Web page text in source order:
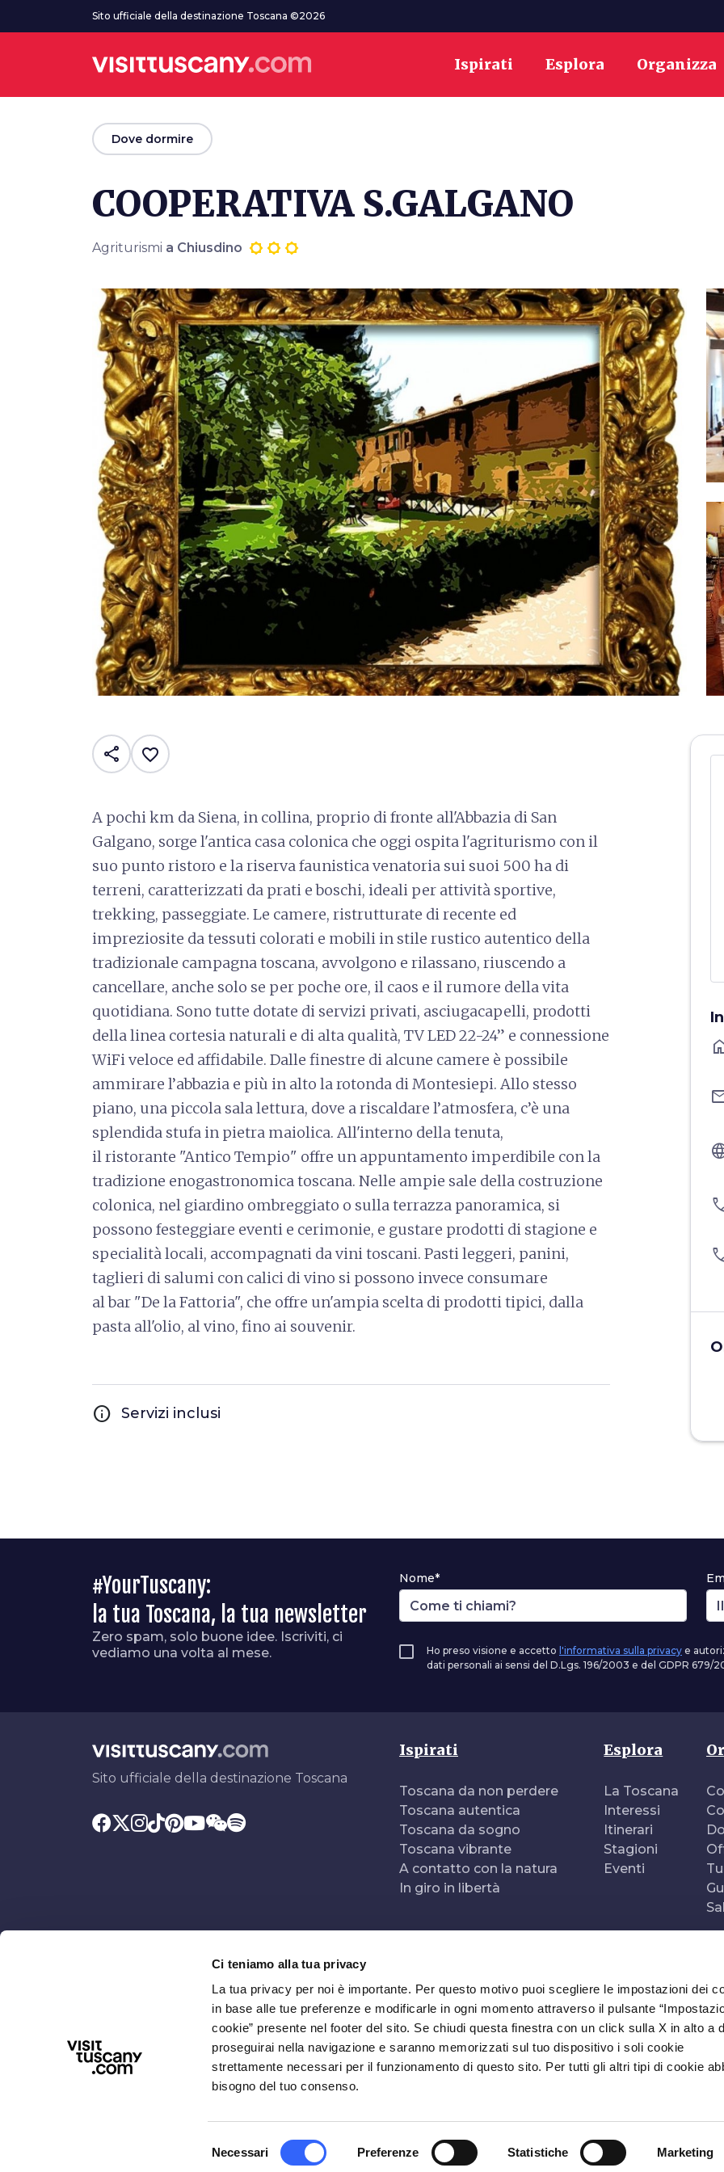
Ci teniamo alla tua privacy
La tua privacy per noi è importante. Per questo motivo puoi scegliere le impostazioni dei
in base alle tue preferenze e modificarle in ogni momento attraverso il pulsante
cookie” presente nel footer del sito. Se chiudi questa finestra con un click sulla X in alto a
proseguirai nella navigazione e saranno memorizzati sul tuo dispositivo i soli cookie
strettamente necessari per il funzionamento di questo sito. Per tutti gli altri tipi di cookie
bisogno del tuo consenso.
Necessari Preferenze Statistiche Marketing
Vai al contenuto principaleSito ufficiale della destinazione Toscana ©2026
Ispirati Esplora Organizza
arrow_backDove dormire
COOPERATIVA S.GALGANO
Agriturismi a Chiusdino
share favorite_border
A pochi km da Siena, in collina, proprio di fronte all'Abbazia di San
Galgano, sorge l'antica casa colonica che oggi ospita l'agriturismo con il
suo punto ristoro e la riserva faunistica venatoria sui suoi 500 ha di
terreni, caratterizzati da prati e boschi, ideali per attività sportive,
trekking, passeggiate. Le camere, ristrutturate di recente ed
impreziosite da tessuti colorati e mobili in stile rustico autentico della
tradizionale campagna toscana, avvolgono e rilassano, riuscendo a
cancellare, anche solo se per poche ore, il caos e il rumore della vita
quotidiana. Sono tutte dotate di servizi privati, asciugacapelli, prodotti
della linea cortesia naturali e di alta qualità, TV LED 22-24” e connessione
WiFi veloce ed affidabile. Dalle finestre di alcune camere è possibile
ammirare l’abbazia e più in alto la rotonda di Montesiepi. Allo stesso
piano, una piccola sala lettura, dove a riscaldare l’atmosfera, c’è una
splendida stufa in pietra maiolica. All'interno della tenuta,
il ristorante "Antico Tempio" offre un appuntamento imperdibile con la
tradizione enogastronomica toscana. Nelle ampie sale della costruzione
colonica, nel giardino ombreggiato o sulla terrazza panoramica, si
possono festeggiare eventi e cerimonie, e gustare prodotti di stagione e
specialità locali, accompagnati da vini toscani. Pasti leggeri, panini,
taglieri di salumi con calici di vino si possono invece consumare
al bar "De la Fattoria", che offre un'ampia scelta di prodotti tipici, dalla
pasta all'olio, al vino, fino ai souvenir.
info Servizi inclusi
#YourTuscany:
la tua Toscana, la tua newsletter
Zero spam, solo buone idee. Iscriviti, ci
vediamo una volta al mese.
Nome*
Ho preso visione e accetto l'informativa sulla privacy e
dati personali ai sensi del D.Lgs. 196/2003 e del GDPR 679/
Sito ufficiale della destinazione Toscana
Ispirati
Toscana da non perdere
Toscana autentica
Toscana da sogno
Toscana vibrante
A contatto con la natura
In giro in libertà
Esplora
La Toscana
Interessi
Itinerari
Stagioni
Eventi
PRIVACY E NOTE LEGALI ACCESSIBILITÀ NEWSLETTER CONTATTI IMPOSTAZIONI